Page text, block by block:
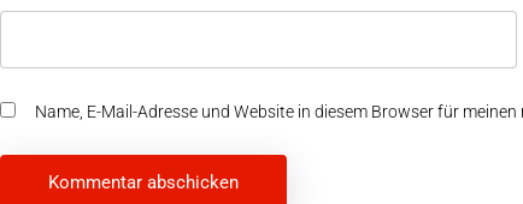
Name, E-Mail-Adresse und Website in diesem Browser für